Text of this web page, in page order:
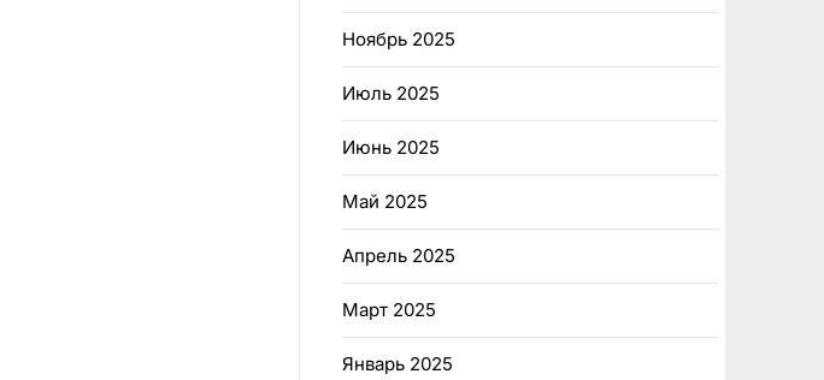
Ноябрь 2025
Июль 2025
Июнь 2025
Май 2025
Апрель 2025
Март 2025
Январь 2025